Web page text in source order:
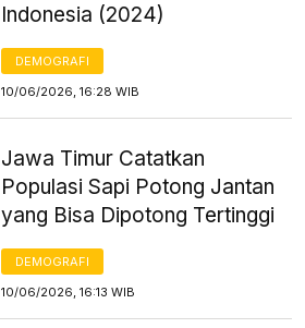
Indonesia (2024)
DEMOGRAFI
10/06/2026, 16:28 WIB
Jawa Timur Catatkan
Populasi Sapi Potong Jantan
yang Bisa Dipotong Tertinggi
DEMOGRAFI
10/06/2026, 16:13 WIB